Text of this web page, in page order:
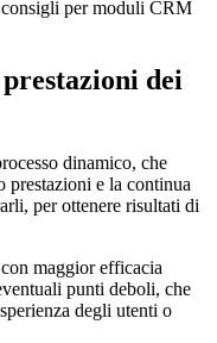
dei
dinamico, che
prestazioni e la continua
per ottenere risultati di
maggior efficacia
punti deboli, che
degli utenti o